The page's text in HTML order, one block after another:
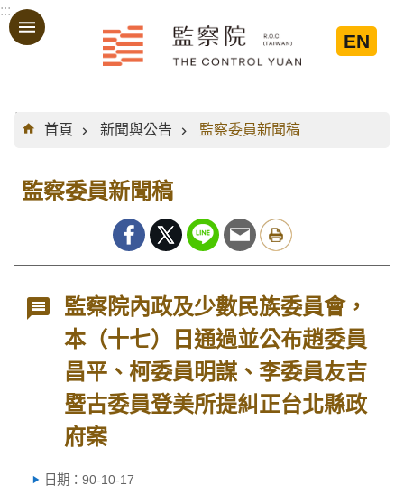
跳到主要內容區塊
:::
EN
:::
首頁
新聞與公告 監察委員新聞稿
監察委員新聞稿
監察院內政及少數民族委員會，
本（十七）日通過並公布趙委員
昌平、柯委員明謀、李委員友吉
暨古委員登美所提糾正台北縣政
府案
日期：90-10-17